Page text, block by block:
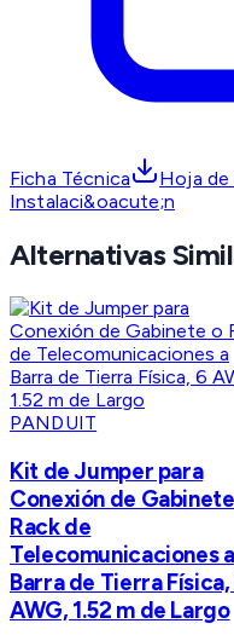
Ficha Técnica Hoja
Instalaci&oacute;n
Alternativas
PANDUIT
Kit de Jumper para
Conexión de
Rack de
Telecomunicaciones a
Barra de Tierra Física,
AWG, 1.52 m de Largo